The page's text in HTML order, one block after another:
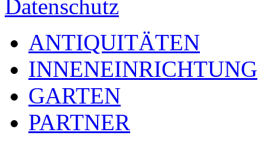
Datenschutz
ANTIQUITÄTEN
INNENEINRICHTUNG
GARTEN
PARTNER